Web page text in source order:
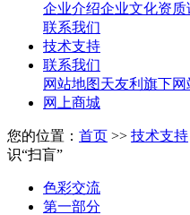
企业介绍企业文化资质
联系我们
技术支持
联系我们
网站地图天友利旗下网
网上商城
您的位置： 首页 >> 技术支持
识“扫盲”
色彩交流
第一部分